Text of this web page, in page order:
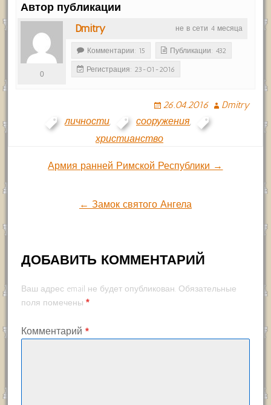
Автор публикации
не в сети 4 месяца
Dmitry
0
Комментарии: 15 Публикации: 432
Регистрация: 23-01-2016
26.04.2016
Dmitry
личности, сооружения,
христианство
Навигация
Армия ранней Римской Республики →
← Замок святого Ангела
ДОБАВИТЬ КОММЕНТАРИЙ
Ваш адрес email не будет опубликован. Обязательные
поля помечены *
Комментарий *